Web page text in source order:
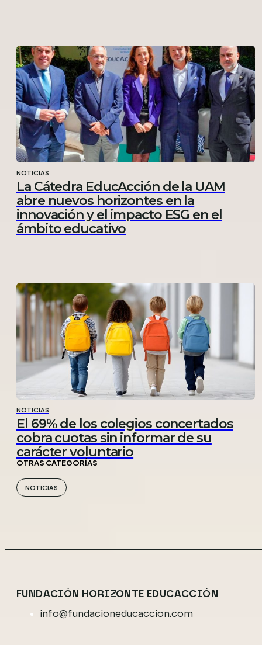
NOTICIAS
La Cátedra EducAcción de la UAM
abre nuevos horizontes en la
innovación y el impacto ESG en el
ámbito educativo
NOTICIAS
El 69% de los colegios concertados
cobra cuotas sin informar de su
carácter voluntario
OTRAS CATEGORÍAS
NOTICIAS
FUNDACIÓN HORIZONTE EDUCACCIÓN
info@fundacioneducaccion.com